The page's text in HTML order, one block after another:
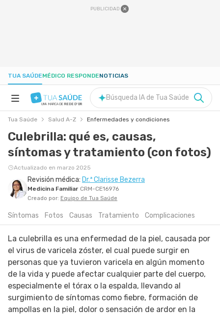
PUBLICIDAD
TUA SAÚDEMÉDICO RESPONDENOTICIAS
NUTRICIÓN
EMBARAZO
SIGUE TUA SAÚDE EN LAS REDES SOCIALES
UNA MARCA DE REDE D'OR
Búsqueda IA de Tua Saúde
Tua Saúde Salud A-Z Enfermedades y condiciones
Culebrilla: qué es, causas,
síntomas y tratamiento (con fotos)
Actualizado en marzo 2025
Revisión médica: Dr.ª Clarisse Bezerra
Medicina Familiar CRM-CE16976
Creado por: Equipo de Tua Saúde
Síntomas Fotos Causas Tratamiento Complicaciones
La culebrilla es una enfermedad de la piel, causada por
el virus de varicela zóster, el cual puede surgir en
personas que ya tuvieron varicela en algún momento
de la vida y puede afectar cualquier parte del cuerpo,
especialmente el tórax o la espalda, llevando al
surgimiento de síntomas como fiebre, formación de
ampollas en la piel, dolor o sensación de ardor en la